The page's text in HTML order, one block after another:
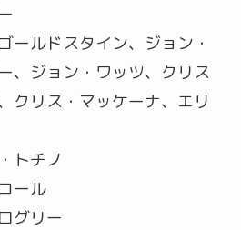
ールドスタイン、ジョン・
、ジョン・ワッツ、クリス
クリス・マッケーナ、エリ
トチノ
ール
グリー